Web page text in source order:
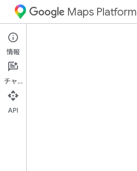
Maps Platform
iOS
ガイド
情報
チャット
API